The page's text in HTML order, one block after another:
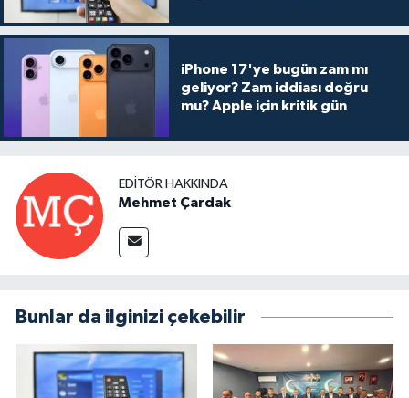
iPhone 17'ye bugün zam mı
geliyor? Zam iddiası doğru
mu? Apple için kritik gün
EDITÖR HAKKINDA
Mehmet Çardak
Bunlar da ilginizi çekebilir